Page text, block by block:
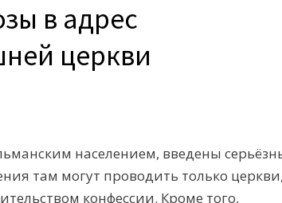
в адрес
церкви
населением, введены
там могут проводить только церкви,
конфессии. Кроме того,